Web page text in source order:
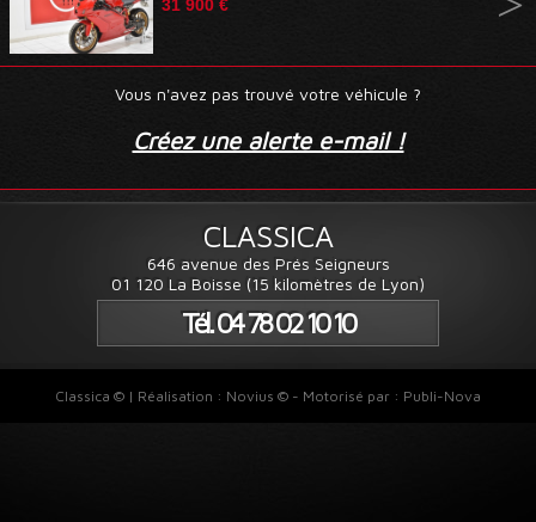
31 900 €
Vous n'avez pas trouvé votre véhicule ?
Créez une alerte e-mail !
CLASSICA
646 avenue des Prés Seigneurs
01 120 La Boisse (15 kilomètres de Lyon)
Tél. 04 78 02 10 10
Classica © | Réalisation : Novius © - Motorisé par : Publi-Nova